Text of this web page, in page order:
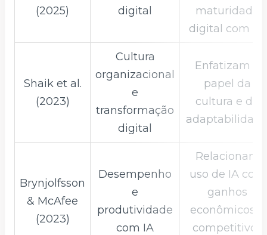
(2025)
digital
maturidade
digital com IA.
Shaik et al.
(2023)
Cultura
organizacional
e
transformação
digital
Enfatizam o
papel da
cultura e da
Brynjolfsson
& McAfee
(2023)
Desempenho
e
produtividade
com IA
Relacionam
uso de IA com
ganhos
econômicos e
competitivos